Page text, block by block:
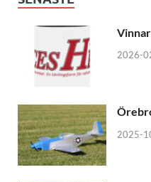
2026-
2025-